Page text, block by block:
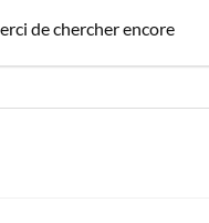
de chercher encore